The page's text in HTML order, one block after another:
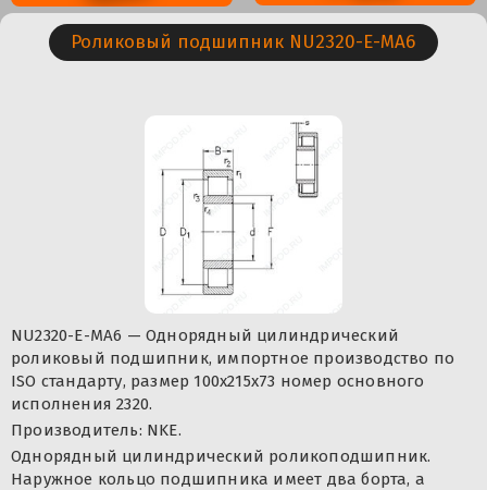
Роликовый подшипник NU2320-E-MA6
NU2320-E-MA6 — Однорядный цилиндрический
роликовый подшипник, импортное производство по
ISO стандарту, размер 100x215x73 номер основного
исполнения 2320.
Производитель: NKE.
Однорядный цилиндрический роликоподшипник.
Наружное кольцо подшипника имеет два борта, а